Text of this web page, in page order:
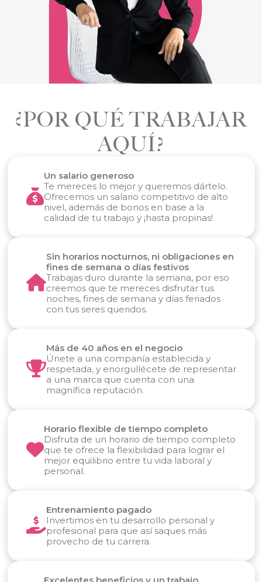
¿POR QUÉ TRABAJAR
AQUÍ?
Un salario generoso
Te mereces lo mejor y queremos dártelo.
Ofrecemos un salario competitivo de alto
nivel, además de bonos en base a la
calidad de tu trabajo y ¡hasta propinas!
Sin horarios nocturnos, ni obligaciones en
fines de semana o días festivos
Trabajas duro durante la semana, por eso
creemos que te mereces disfrutar tus
noches, fines de semana y días feriados
con tus seres queridos.
Más de 40 años en el negocio
Únete a una companía establecida y
respetada, y enorgullécete de representar
a una marca que cuenta con una
magnífica reputación.
Horario flexible de tiempo completo
Disfruta de un horario de tiempo completo
que te ofrece la flexibilidad para lograr el
mejor equilibrio entre tu vida laboral y
personal.
Entrenamiento pagado
Invertimos en tu desarrollo personal y
profesional para que así saques más
provecho de tu carrera.
Excelentes beneficios y un trabajo